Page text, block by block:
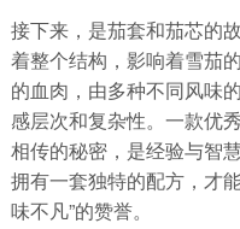
接下来，是茄套和茄芯的
着整个结构，影响着雪茄
的血肉，由多种不同风味
感层次和复杂性。一款优
相传的秘密，是经验与智
拥有一套独特的配方，才
味不凡”的赞誉。